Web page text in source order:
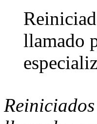
llamado